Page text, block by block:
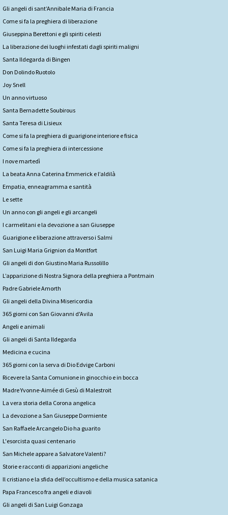
Gli angeli di sant’Annibale Maria di Francia
Come si fa la preghiera di liberazione
Giuseppina Berettoni e gli spiriti celesti
La liberazione dei luoghi infestati dagli spiriti maligni
Santa Ildegarda di Bingen
Don Dolindo Ruotolo
Joy Snell
Un anno virtuoso
Santa Bernadette Soubirous
Santa Teresa di Lisieux
Come si fa la preghiera di guarigione interiore e fisica
Come si fa la preghiera di intercessione
I nove martedì
La beata Anna Caterina Emmerick e l’aldilà
Empatia, enneagramma e santità
Le sette
Un anno con gli angeli e gli arcangeli
I carmelitani e la devozione a san Giuseppe
Guarigione e liberazione attraverso i Salmi
San Luigi Maria Grignion da Montfort
Gli angeli di don Giustino Maria Russolillo
L’apparizione di Nostra Signora della preghiera a Pontmain
Padre Gabriele Amorth
Gli angeli della Divina Misericordia
365 giorni con San Giovanni d'Avila
Angeli e animali
Gli angeli di Santa Ildegarda
Medicina e cucina
365 giorni con la serva di Dio Edvige Carboni
Ricevere la Santa Comunione in ginocchio e in bocca
Madre Yvonne-Aimée di Gesù di Malestroit
La vera storia della Corona angelica
La devozione a San Giuseppe Dormiente
San Raffaele Arcangelo Dio ha guarito
L'esorcista quasi centenario
San Michele appare a Salvatore Valenti?
Storie e racconti di apparizioni angeliche
Il cristiano e la sfida dell’occultismo e della musica satanica
Papa Francesco fra angeli e diavoli
Gli angeli di San Luigi Gonzaga